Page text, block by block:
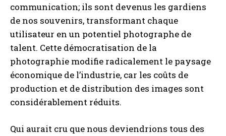
communication; ils sont devenus les gardiens
de nos souvenirs, transformant chaque
utilisateur en un potentiel photographe de
talent. Cette démocratisation de la
photographie modifie radicalement le paysage
économique de l’industrie, car les coûts de
production et de distribution des images sont
considérablement réduits.
Qui aurait cru que nous deviendrions tous des